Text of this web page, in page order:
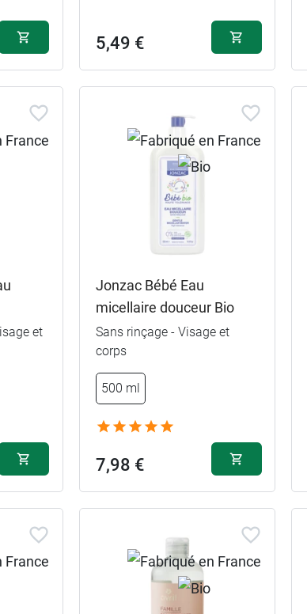
5,49 €
et
Jonzac Bébé Eau
micellaire douceur Bio
Sans rinçage - Visage et
corps
500 ml
7,98 €